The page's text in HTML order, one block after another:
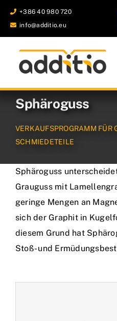
Skip
content
+386 40 980 720
info@additio.eu
Guss- und Schmiedeteile
Firma
Sphäroguss
VERKAUFSPROGRAMM FÜR
SCHMIEDETEILE
Sphäroguss
Grauguss mit
geringe Mengen an
sich der Graphit in
diesem Grund hat
Stoß- und